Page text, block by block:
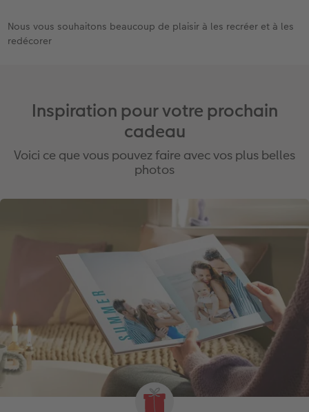
Nous vous souhaitons beaucoup de plaisir à les recréer et à les
redécorer
Inspiration pour votre prochain
cadeau
Voici ce que vous pouvez faire avec vos plus belles
photos